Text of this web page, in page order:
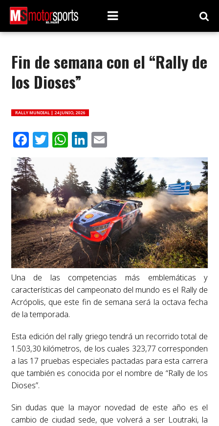
Fin de semana con el “Rally de
los Dioses”
RALLY MUNDIAL | 24 JUNIO, 2026
Facebook
Twitter
WhatsApp
LinkedIn
Email
Una de las competencias más emblemáticas y
características del campeonato del mundo es el Rally de
Acrópolis, que este fin de semana será la octava fecha
de la temporada.
Esta edición del rally griego tendrá un recorrido total de
1.503,30 kilómetros, de los cuales 323,77 corresponden
a las 17 pruebas especiales pactadas para esta carrera
que también es conocida por el nombre de “Rally de los
Dioses”.
Sin dudas que la mayor novedad de este año es el
cambio de ciudad sede, que volverá a ser Loutraki, la